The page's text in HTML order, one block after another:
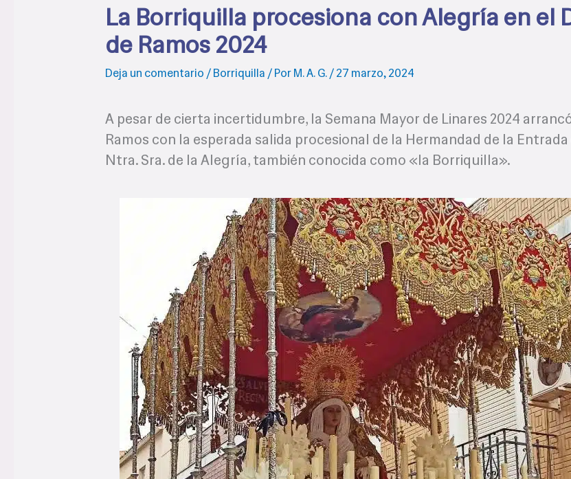
La Borriquilla procesiona con Alegría en el
de Ramos 2024
Deja un comentario /Borriquilla / PorM. A. G./27 marzo, 2024
A pesar de cierta incertidumbre, la Semana Mayor de Linares 2024
Ramos con la esperada salida procesional de la Hermandad de la
Ntra. Sra. de la Alegría, también conocida como «la Borriquilla».